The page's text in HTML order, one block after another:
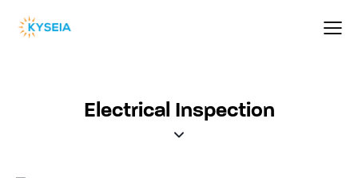
Electrical Inspection